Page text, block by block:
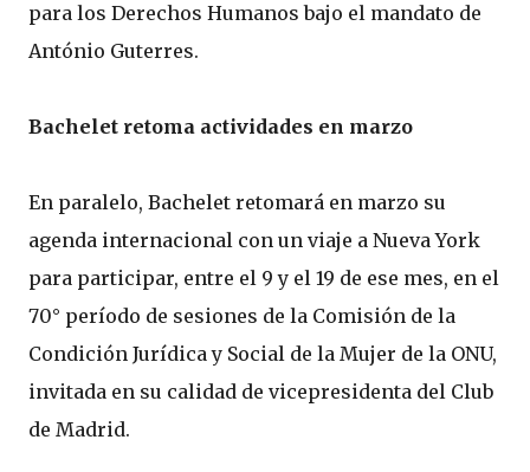
para los Derechos Humanos bajo el mandato de
António Guterres.
Bachelet retoma actividades en marzo
En paralelo, Bachelet retomará en marzo su
agenda internacional con un viaje a Nueva York
para participar, entre el 9 y el 19 de ese mes, en el
70° período de sesiones de la Comisión de la
Condición Jurídica y Social de la Mujer de la ONU,
invitada en su calidad de vicepresidenta del Club
de Madrid.